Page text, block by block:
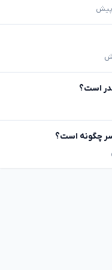
است؟
چگونه است؟